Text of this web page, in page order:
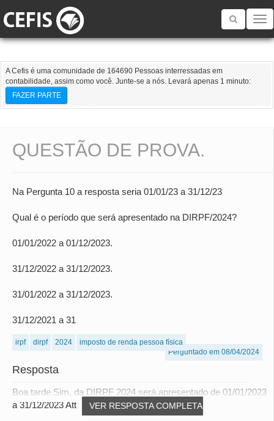
Toggle
A Cefis é uma comunidade de 164690 Pessoas interressadas em
contabilidade, assim como você. Junte-se a nós. Levará apenas 1 minuto:
FAZER PARTE
QUESTÃO DE PROVA.
Na Pergunta 10 a resposta seria 01/01/23 a 31/12/23
Qual é o período que será apresentado na DIRPF/2024?
01/01/2022 a 01/12/2023.
31/12/2022 a 31/12/2023.
31/01/2022 a 31/12/2023.
31/12/2021 a 31
irpf dirpf 2024
imposto de renda pessoa física
Perguntado em 08/04/2024
Resposta
VER RESPOSTA COMPLETA
Boa tarde Sim, da DIRPF 2024 será apresentado de 01/01/2023
a 31/12/2023 Att